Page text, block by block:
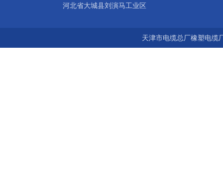
河北省大城县刘演马工业区
天津市电缆总厂橡塑电